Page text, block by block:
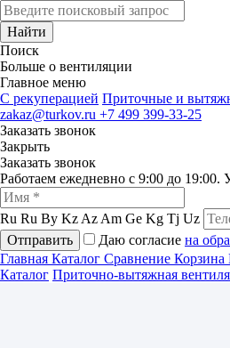
Найти
Поиск
Больше о вентиляции
Главное меню
C рекуперацией Приточные и
zakaz@turkov.ru +7 499 399-33-25
Заказать звонок
Закрыть
Заказать звонок
Работаем ежедневно с 9:00 до
Ru Ru By Kz Az Am Ge Kg Tj Uz
Отправить
Даю согласие на
Главная Каталог Сравнение Корзина
Каталог Приточно-вытяжная